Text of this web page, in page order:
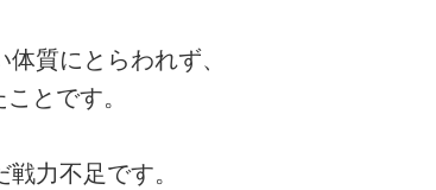
質にとらわれず、
とです。
力不足です。